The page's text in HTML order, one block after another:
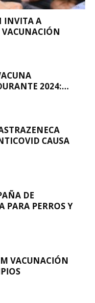
INVITA A
VACUNACIÓN
2024:...
CAUSA
DE
PARA PERROS Y
VACUNACIÓN